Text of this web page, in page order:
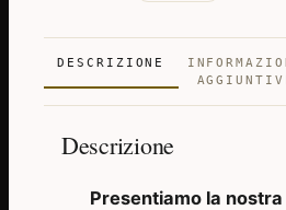
DESCRIZIONE
Descrizione
Presentiamo la